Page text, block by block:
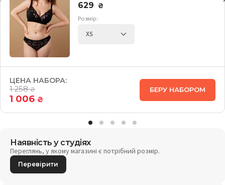
629
₴
Розмір:
ЦЕНА НАБОРА:
1 258₴
1 006 ₴
БЕРУ НАБОРОМ
Наявність у студіях
Переглянь, у якому магазині є потрібний розмір.
Перевірити